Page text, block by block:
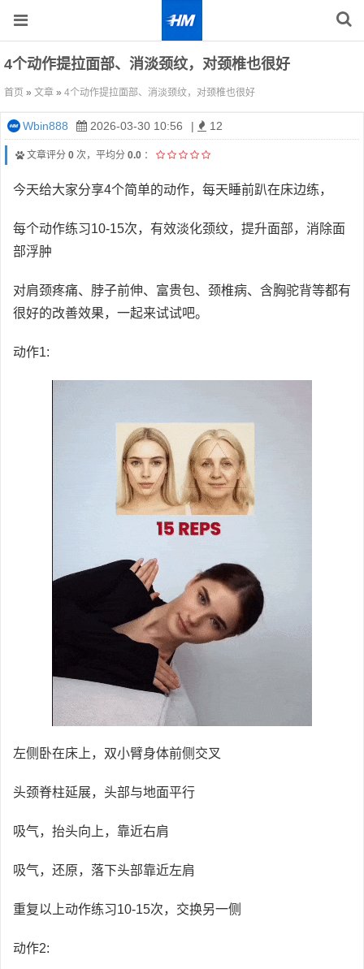
4个动作提拉面部、消淡颈纹，对颈椎也很好
首页 » 文章 » 4个动作提拉面部、消淡颈纹，对颈椎也很好
Wbin888 2026-03-30 10:56 | 12
文章评分 0 次，平均分 0.0 ：
今天给大家分享4个简单的动作，每天睡前趴在床边练，
每个动作练习10-15次，有效淡化颈纹，提升面部，消除面
部浮肿
对肩颈疼痛、脖子前伸、富贵包、颈椎病、含胸驼背等都有
很好的改善效果，一起来试试吧。
动作1:
左侧卧在床上，双小臂身体前侧交叉
头颈脊柱延展，头部与地面平行
吸气，抬头向上，靠近右肩
吸气，还原，落下头部靠近左肩
重复以上动作练习10-15次，交换另一侧
动作2: